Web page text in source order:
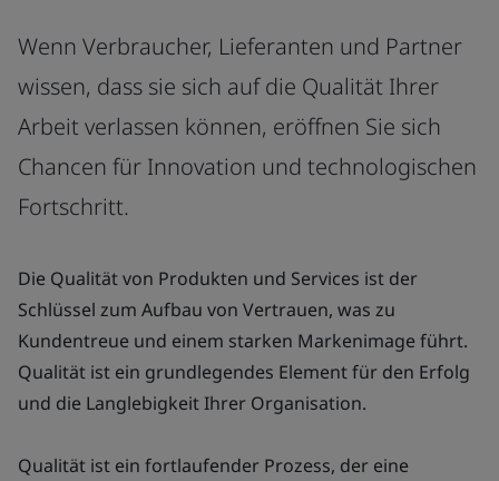
Wenn Verbraucher, Lieferanten und Partner
wissen, dass sie sich auf die Qualität Ihrer
Arbeit verlassen können, eröffnen Sie sich
Chancen für Innovation und technologischen
Fortschritt.
Die Qualität von Produkten und Services ist der
Schlüssel zum Aufbau von Vertrauen, was zu
Kundentreue und einem starken Markenimage führt.
Qualität ist ein grundlegendes Element für den Erfolg
und die Langlebigkeit Ihrer Organisation.
Qualität ist ein fortlaufender Prozess, der eine